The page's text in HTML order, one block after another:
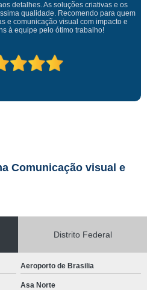
antes do prazo e a instalação da lona
de olhos fechados
Comunicação visual e
Distrito Federal
Aeroporto de Brasilia
Asa Norte